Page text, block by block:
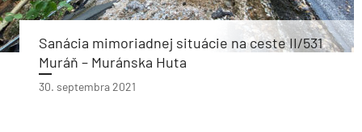
Sanácia mimoriadnej situácie na ceste II/531
Muráň – Muránska Huta
30. septembra 2021